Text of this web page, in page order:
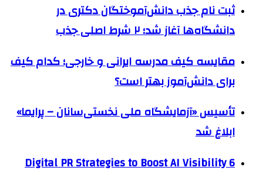
ثبت نام جذب دانش‌آموختگان دکتری در
دانشگاه‌ها آغاز شد؛ ۲ شرط اصلی جذب
مقایسه کیف مدرسه ایرانی و خارجی؛ کدام کیف
برای دانش‌آموز بهتر است؟
تأسیس «آزمایشگاه ملی نخستی‌سانان – پرایما»
ابلاغ شد
6 Digital PR Strategies to Boost AI Visibility